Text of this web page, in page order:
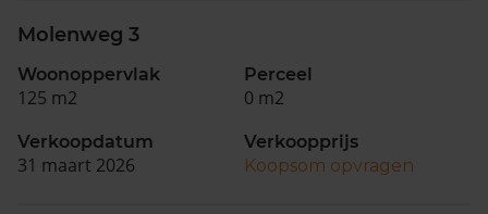
Molenweg 3
Woonoppervlak
125 m2
Perceel
0 m2
Verkoopdatum
31 maart 2026
Verkoopprijs
Koopsom opvragen